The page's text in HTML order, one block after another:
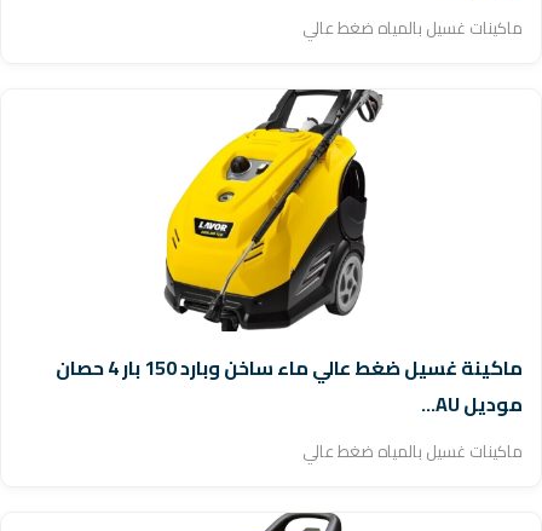
ماكينات غسيل بالمياه ضغط عالي
ماكينة غسيل ضغط عالي ماء ساخن وبارد 150 بار 4 حصان
موديل AU...
ماكينات غسيل بالمياه ضغط عالي